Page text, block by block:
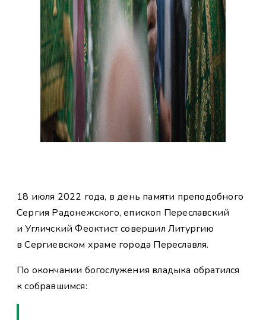
18 июля 2022 года, в день памяти преподобного
Сергия Радонежского, епископ Переславский
и Угличский Феоктист совершил Литургию
в Сергиевском храме города Переславля.
По окончании богослужения владыка обратился
к собравшимся: